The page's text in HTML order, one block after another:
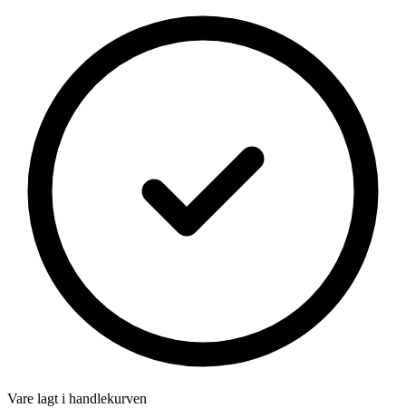
Vare lagt i handlekurven